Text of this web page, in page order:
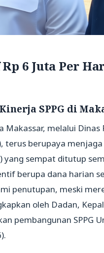
6 Juta Per
SPPG di
Makassar, melalui Dinas
terus berupaya
yang sempat ditutup
berupa dana harian
penutupan, meski
oleh Dadan,
pembangunan SPPG